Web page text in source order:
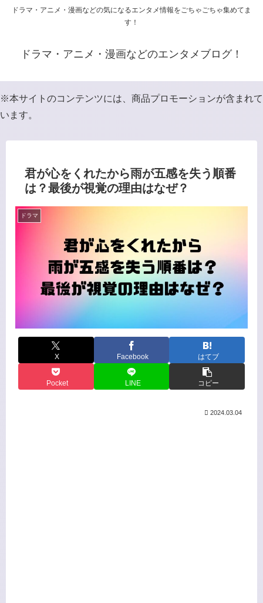
ドラマ・アニメ・漫画などの気になるエンタメ情報をごちゃごちゃ集めてま
す！
ドラマ・アニメ・漫画などのエンタメブログ！
※本サイトのコンテンツには、商品プロモーションが含まれて
います。
君が心をくれたから雨が五感を失う順番
は？最後が視覚の理由はなぜ？
ドラマ
X Facebook はてブ
Pocket LINE コピー
2024.03.04